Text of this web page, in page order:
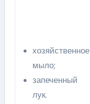
хозяйственное
мыло;
запеченный
лук.